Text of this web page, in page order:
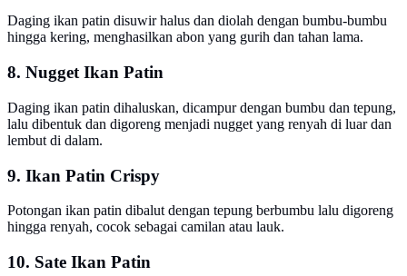
Daging ikan patin disuwir halus dan diolah dengan bumbu-bumbu
hingga kering, menghasilkan abon yang gurih dan tahan lama.
8. Nugget Ikan Patin
Daging ikan patin dihaluskan, dicampur dengan bumbu dan tepung,
lalu dibentuk dan digoreng menjadi nugget yang renyah di luar dan
lembut di dalam.
9. Ikan Patin Crispy
Potongan ikan patin dibalut dengan tepung berbumbu lalu digoreng
hingga renyah, cocok sebagai camilan atau lauk.
10. Sate Ikan Patin